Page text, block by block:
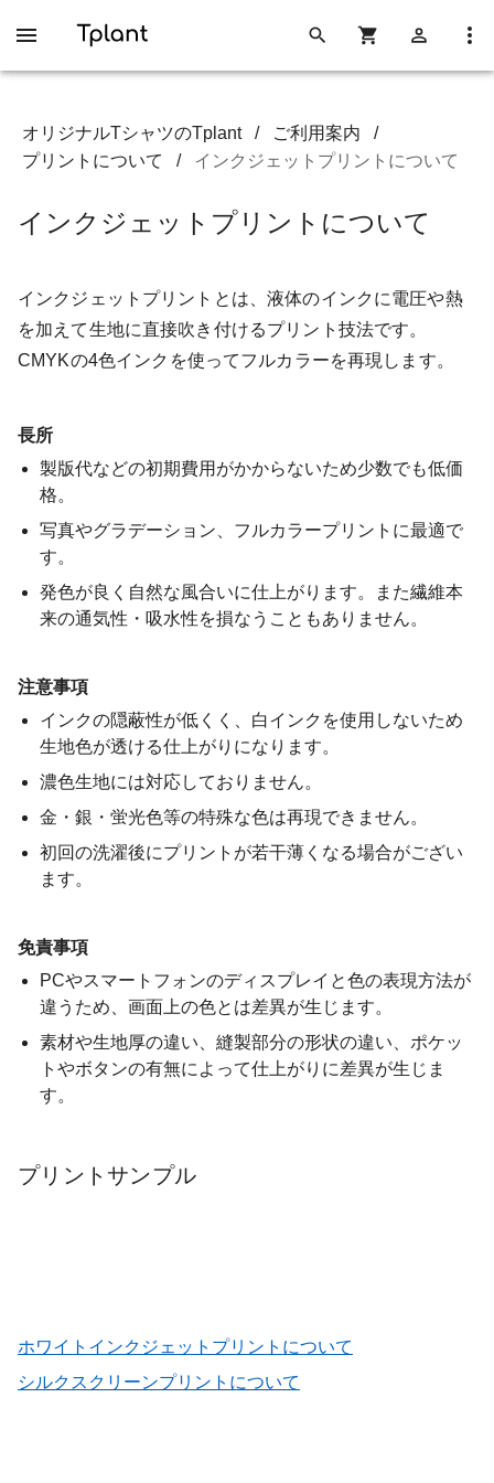
オリジナルTシャツのTplant / ご利用案内
/
プリントについて
/ インクジェットプリントについて
インクジェットプリントについて
インクジェットプリントとは、液体のインクに電圧や熱
を加えて生地に直接吹き付けるプリント技法です。
CMYKの4色インクを使ってフルカラーを再現します。
長所
製版代などの初期費用がかからないため少数でも低価
格。
写真やグラデーション、フルカラープリントに最適で
す。
発色が良く自然な風合いに仕上がります。また繊維本
来の通気性・吸水性を損なうこともありません。
注意事項
インクの隠蔽性が低くく、白インクを使用しないため
生地色が透ける仕上がりになります。
濃色生地には対応しておりません。
金・銀・蛍光色等の特殊な色は再現できません。
初回の洗濯後にプリントが若干薄くなる場合がござい
ます。
免責事項
PCやスマートフォンのディスプレイと色の表現方法が
違うため、画面上の色とは差異が生じます。
素材や生地厚の違い、縫製部分の形状の違い、ポケッ
トやボタンの有無によって仕上がりに差異が生じま
す。
プリントサンプル
ホワイトインクジェットプリントについて
シルクスクリーンプリントについて